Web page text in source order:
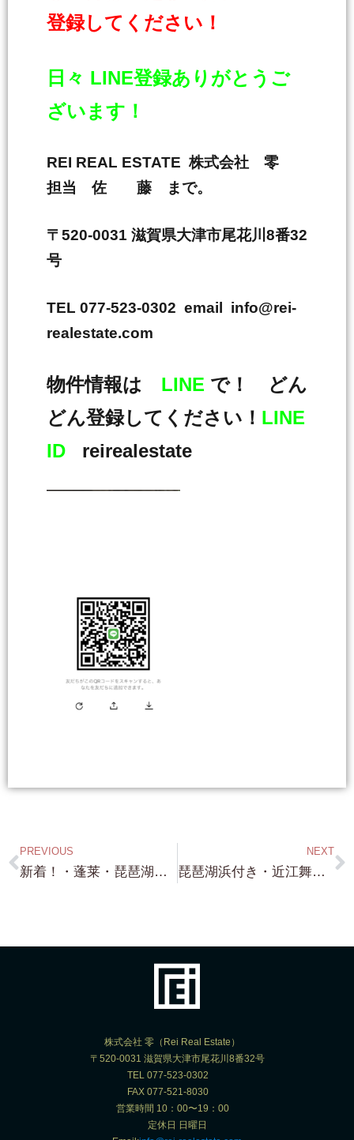
登録してください！
日々 LINE登録ありがとうご
ざいます！
REI REAL ESTATE 株式会社 零
担当 佐 藤 まで。
〒520-0031 滋賀県大津市尾花川8番32
号
TEL 077-523-0302 email info@rei-
realestate.com
物件情報は LINE で！ どん
どん登録してください！ LINE
ID reirealestate
PREVIOUS
新着！・蓬莱・琵琶湖浜前（浜 財産区所有）・約210坪・スロープ付き（現況スロープあります））6,480万円！水の綺麗な浜付きです！
NEXT
琵琶湖浜付き・近江舞子・前面砂浜・約100坪・琵琶湖浜前・蓬莱・約210坪・スロープ付き・ 多数お問い合わせありがとうございます！しかし！・・今日は 契約書作成で 集中しているので 夜に LINE 返信します！
株式会社 零（Rei Real Estate）
〒520-0031 滋賀県大津市尾花川8番32号
TEL 077-523-0302
FAX 077-521-8030
営業時間 10：00〜19：00
定休日 日曜日